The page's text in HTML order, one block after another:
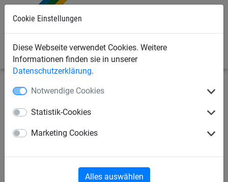
Cookie Einstellungen
Diese Webseite verwendet Cookies. Weitere
Informationen finden sie in unserer
Datenschutzerklärung.
Notwendige Cookies
Statistik-Cookies
Marketing Cookies
Alles auswählen
Industrienetze Schutz- und Stoppnetze Netze per m²
Netz aus PP, ca. 1,5 mm stark,
Maschenweite 60 mm